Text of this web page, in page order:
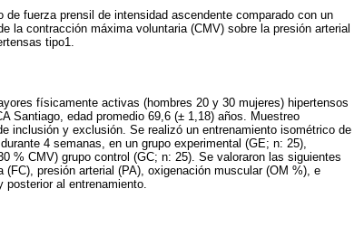
fuerza prensil de intensidad ascendente comparado con un
la contracción máxima voluntaria (CMV) sobre la presión arterial
tipo1.
físicamente activas (hombres 20 y 30 mujeres) hipertensos
Santiago, edad promedio 69,6 (± 1,18) años. Muestreo
inclusión y exclusión. Se realizó un entrenamiento isométrico de
4 semanas, en un grupo experimental (GE; n: 25),
% CMV) grupo control (GC; n: 25). Se valoraron las siguientes
presión arterial (PA), oxigenación muscular (OM %), e
al entrenamiento.